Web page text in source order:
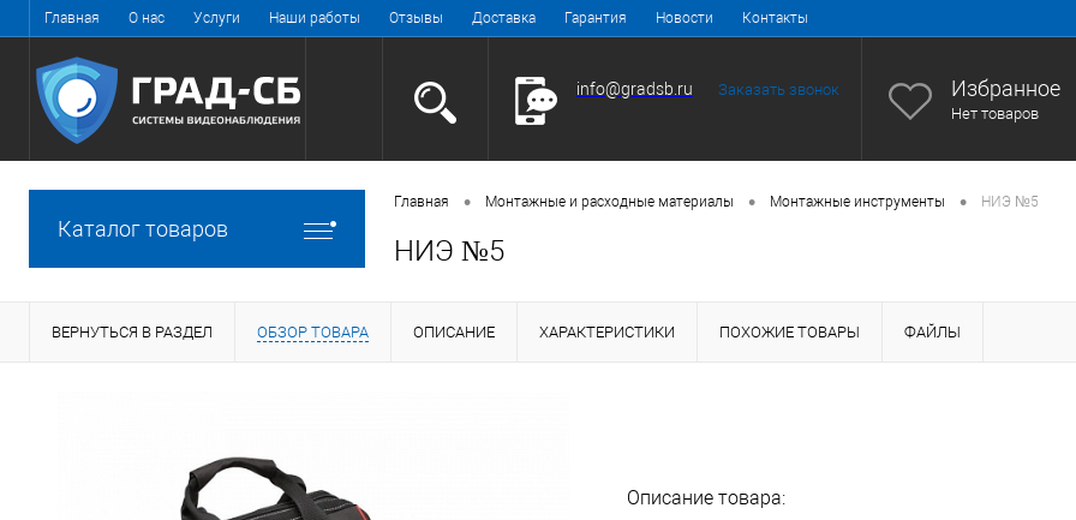
Главная О нас Услуги Наши работы Отзывы Доставка Гарантия Новости Контакты
info@gradsb.ru Заказать звонок Избранное
Нет товаров
Каталог товаров
Главная • Монтажные и расходные материалы • Монтажные инструменты • НИЭ №5
НИЭ №5
ВЕРНУТЬСЯ В РАЗДЕЛ ОБЗОР ТОВАРА ОПИСАНИЕ ХАРАКТЕРИСТИКИ ПОХОЖИЕ ТОВАРЫ ФАЙЛЫ
Описание товара: